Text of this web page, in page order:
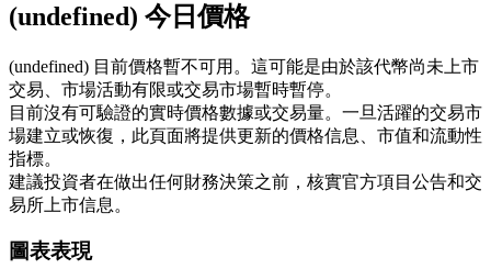
USDT永續
多種以USDT結算的永續合約
(undefined) 今日價格
(undefined) 目前價格暫不可用。這可能是由於該代幣尚未上市
交易、市場活動有限或交易市場暫時暫停。
目前沒有可驗證的實時價格數據或交易量。一旦活躍的交易市
場建立或恢復，此頁面將提供更新的價格信息、市值和流動性
指標。
建議投資者在做出任何財務決策之前，核實官方項目公告和交
易所上市信息。
圖表表現